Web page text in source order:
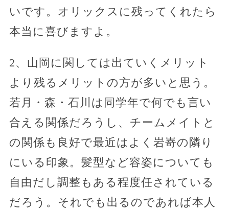
いです。オリックスに残ってくれたら
本当に喜びますよ。
2、山岡に関しては出ていくメリット
より残るメリットの方が多いと思う。
若月・森・石川は同学年で何でも言い
合える関係だろうし、チームメイトと
の関係も良好で最近はよく岩嵜の隣り
にいる印象。髪型など容姿についても
自由だし調整もある程度任されている
だろう。それでも出るのであれば本人